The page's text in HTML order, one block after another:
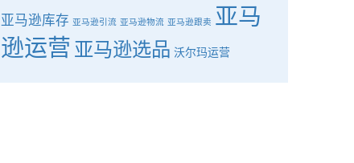
亚马逊库存 亚马逊引流 亚马逊物流 亚马逊跟卖 亚马
逊运营 亚马逊选品 沃尔玛运营